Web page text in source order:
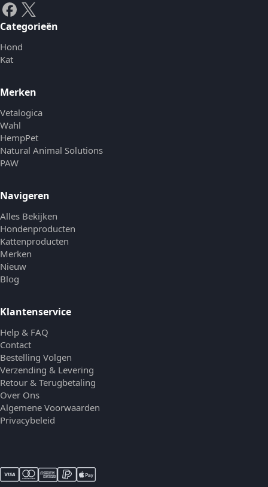
Categorieën
Hond
Kat
Merken
Vetalogica
Wahl
HempPet
Natural Animal Solutions
PAW
Navigeren
Alles Bekijken
Hondenproducten
Kattenproducten
Merken
Nieuw
Blog
Klantenservice
Help & FAQ
Contact
Bestelling Volgen
Verzending & Levering
Retour & Terugbetaling
Over Ons
Algemene Voorwaarden
Privacybeleid